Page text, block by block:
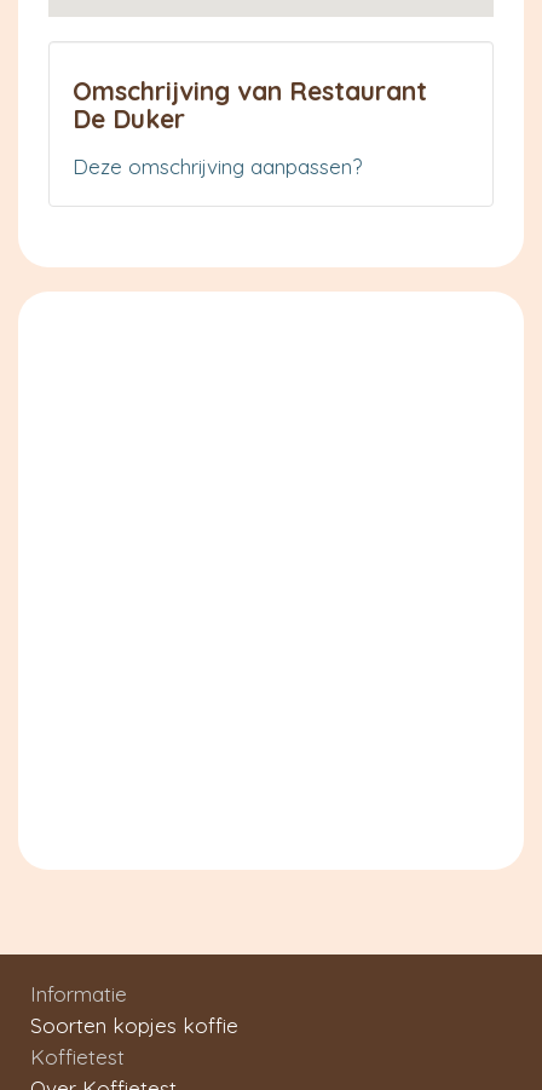
Omschrijving van Restaurant
De Duker
Deze omschrijving aanpassen?
Informatie
Soorten kopjes koffie
Koffietest